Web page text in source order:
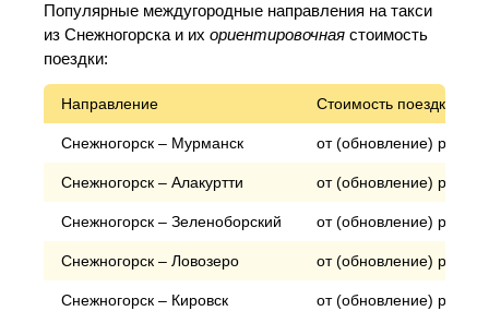
Популярные междугородные направления на такси
из Снежногорска и их ориентировочная стоимость
поездки:
Направление Стоимость поездки*
Снежногорск – Мурманск от (обновление) рублей
Снежногорск – Алакуртти от (обновление) рублей
Снежногорск – Зеленоборский от (обновление) рублей
Снежногорск – Ловозеро от (обновление) рублей
Снежногорск – Кировск от (обновление) рублей